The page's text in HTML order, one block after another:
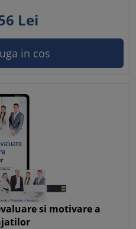
Lei
in cos
si motivare a